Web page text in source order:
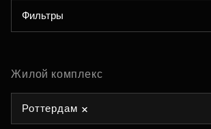
Фильтры
Жилой комплекс
Роттердам